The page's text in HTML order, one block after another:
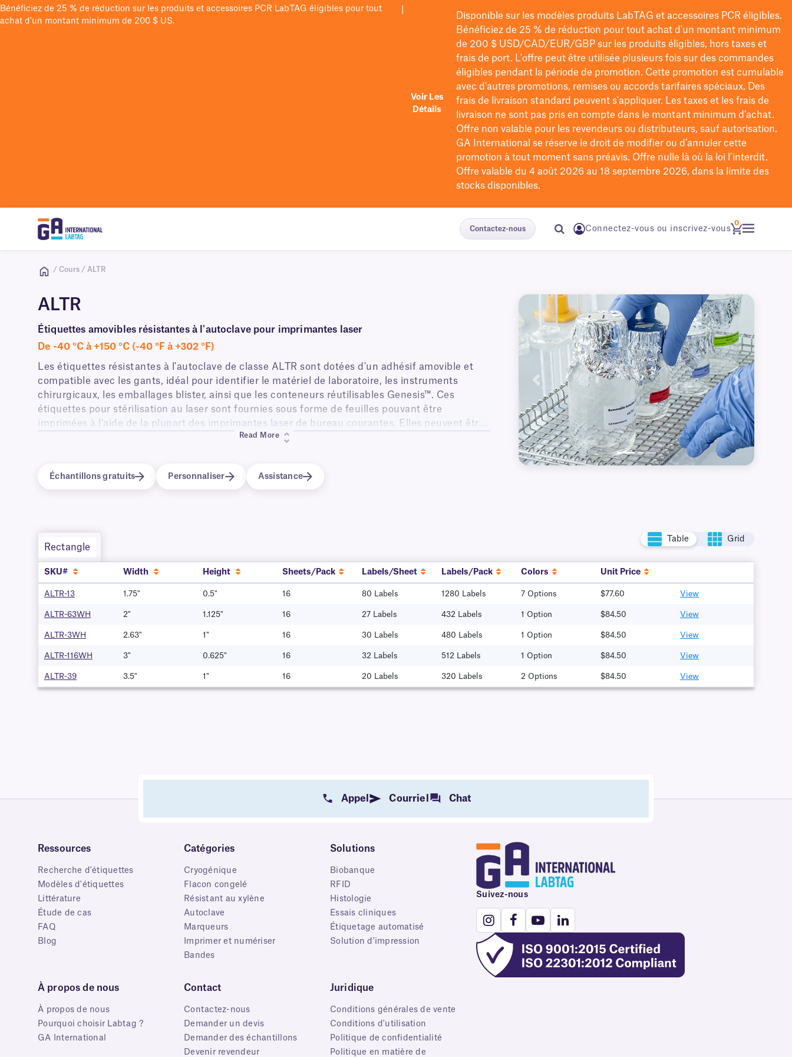
Bénéficiez de 25 % de réduction sur les produits et accessoires PCR LabTAG éligibles pour tout
achat d'un montant minimum de 200 $ US.
Voir Les
Détails
Disponible sur les modèles produits LabTAG et accessoires PCR éligibles.
Bénéficiez de 25 % de réduction pour tout achat d'un montant minimum
de 200 $USD/CAD/EUR/GBPsur les produits éligibles, hors taxes et
frais de port. L'offre peut être utilisée plusieurs fois sur des commandes
éligibles pendant la période de promotion. Cette promotion est cumulable
avec d'autres promotions, remises ou accords tarifaires spéciaux. Des
frais de livraison standard peuvent s'appliquer. Les taxes et les frais de
livraison ne sont pas pris en compte dans le montant minimum d'achat.
Offre non valable pour les revendeurs ou distributeurs, sauf autorisation.
GA International se réserve le droit de modifierou d’annuler cette
promotion à tout moment sans préavis. Offre nulle là où la loi l’interdit.
Offre valable du 4 août 2026 au 18 septembre 2026, dans la limite des
stocks disponibles.
Contactez-nous Connectez-vous ou inscrivez-vous
0
/ Cours / ALTR
ALTR
Étiquettes amovibles résistantes à l'autoclave pour imprimantes laser
De -40 °C à +150 °C (-40 °F à +302 °F)
Les étiquettes résistantes à l'autoclave de classe ALTR sont dotées d'un adhésif amovible et
compatible avec les gants, idéal pour identifier le matériel de laboratoire, les instruments
chirurgicaux, les emballages blister, ainsi que les conteneurs réutilisables Genesis™. Ces
étiquettes pour stérilisation au laser sont fournies sous forme de feuilles pouvant être
imprimées à l'aide de la plupart des imprimantes laser de bureau courantes. Elles peuvent être
facilement formatées pour l'impression à l'aide de nos modèles MS Word gratuits en ligne.
Read More
Échantillons gratuits Personnaliser Assistance
Précédent Suivant
Rectangle
Table Grid
SKU# Width Height Sheets/Pack Labels/Sheet Labels/Pack Colors Unit Price
ALTR-13 1.75" 0.5" 16 80 Labels 1280 Labels 7 Options $77.60 View
ALTR-63WH 2" 1.125" 16 27 Labels 432 Labels 1 Option $84.50 View
ALTR-3WH 2.63" 1" 16 30 Labels 480 Labels 1 Option $84.50 View
ALTR-116WH 3" 0.625" 16 32 Labels 512 Labels 1 Option $84.50 View
ALTR-39 3.5" 1" 16 20 Labels 320 Labels 2 Options $84.50 View
Appel Courriel Chat
Ressources
Recherche d'étiquettes
Modèles d'étiquettes
Littérature
Étude de cas
FAQ
Blog
Catégories
Cryogénique
Flacon congelé
Résistant au xylène
Autoclave
Marqueurs
Imprimer et numériser
Bandes
Solutions
Biobanque
RFID
Histologie
Essais cliniques
Étiquetage automatisé
Solution d'impression
À propos de nous
À propos de nous
Pourquoi choisir Labtag ?
GA International
Contact
Contactez-nous
Demander un devis
Demander des échantillons
Devenir revendeur
Juridique
Conditions générales de vente
Conditions d'utilisation
Politique de confidentialité
Politique en matière de
Suivez-nous